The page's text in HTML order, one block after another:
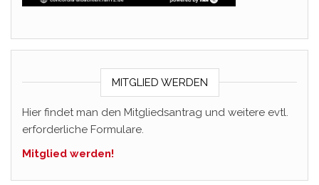
MITGLIED WERDEN
Hier findet man den Mitgliedsantrag und weitere evtl.
erforderliche Formulare.
Mitglied werden!